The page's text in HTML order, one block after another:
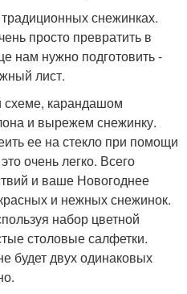
снежинках.
просто превратить в
нам нужно подготовить -
лист.
карандашом
и вырежем снежинку.
ее на стекло при помощи
очень легко. Всего
и ваше Новогоднее
и нежных снежинок.
набор цветной
столовые салфетки.
будет двух одинаковых